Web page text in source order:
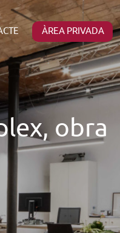
ÀREA PRIVADA
obra